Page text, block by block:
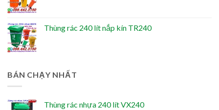
Thùng rác 240 lít nắp kín TR240
BÁN CHẠY NHẤT
Thùng rác nhựa 240 lít VX240